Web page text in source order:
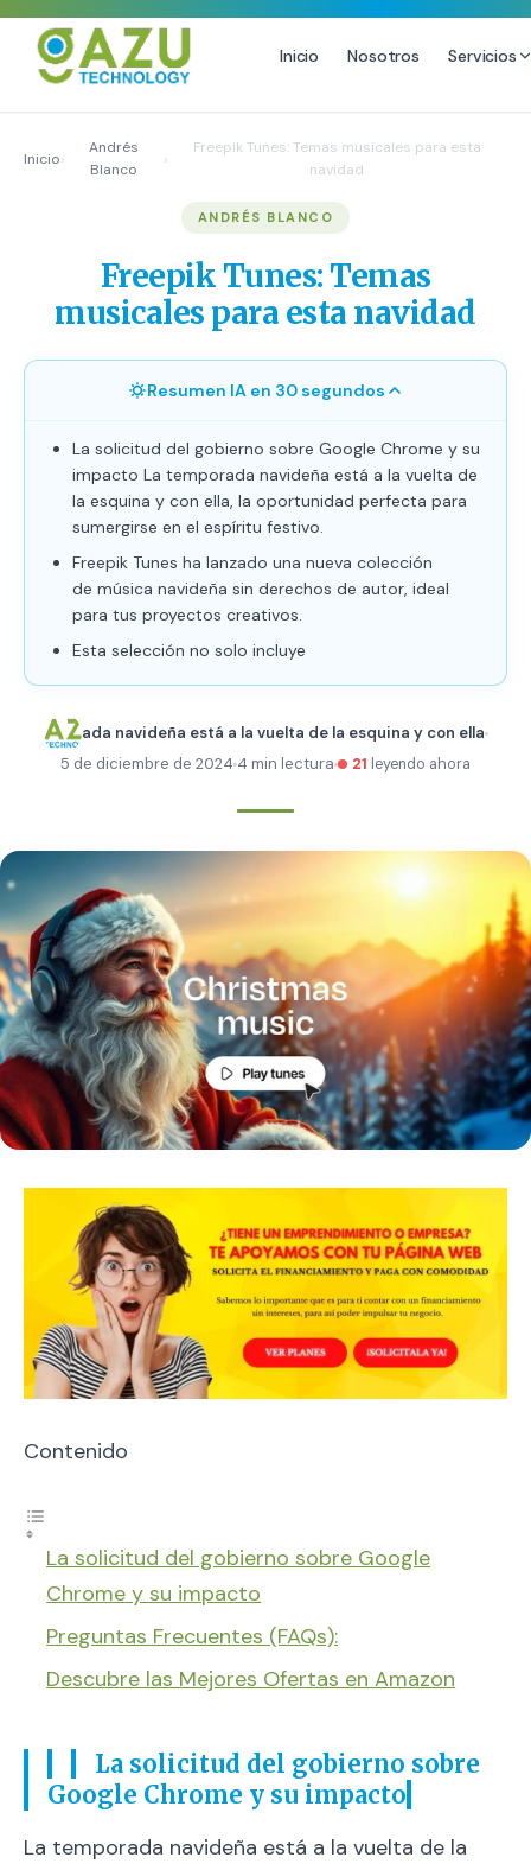
Inicio Nosotros Servicios
Email Marketing y SMS
Growth Youtube ↗
Producción de Videos
Inicio›
Andrés
Blanco
›
Freepik Tunes: Temas musicales para esta
navidad
ANDRÉS BLANCO
Freepik Tunes: Temas
musicales para esta navidad
Resumen IA en 30 segundos
La solicitud del gobierno sobre Google Chrome y su
impacto La temporada navideña está a la vuelta de
la esquina y con ella, la oportunidad perfecta para
sumergirse en el espíritu festivo.
Freepik Tunes ha lanzado una nueva colección
de música navideña sin derechos de autor, ideal
para tus proyectos creativos.
Esta selección no solo incluye
ada navideña está a la vuelta de la esquina y con ella
5 de diciembre de 2024 4 min lectura 21 leyendo ahora
Contenido
La solicitud del gobierno sobre Google
Chrome y su impacto
Preguntas Frecuentes (FAQs):
Descubre las Mejores Ofertas en Amazon
La solicitud del gobierno sobre
Google Chrome y su impacto
La temporada navideña está a la vuelta de la